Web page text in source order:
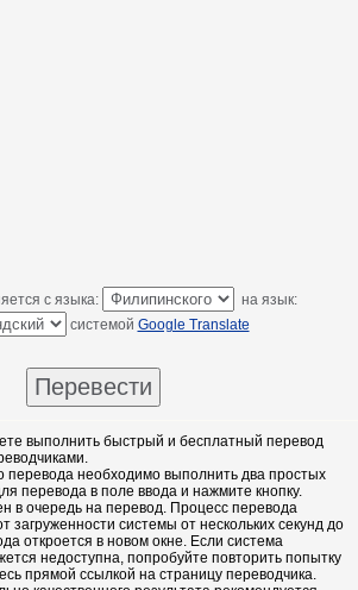
с языка:
системой Google Translate
выполнить быстрый и бесплатный перевод
перевода необходимо выполнить два простых
перевода в поле ввода и нажмите кнопку.
в очередь на перевод. Процесс перевода
загруженности системы от нескольких секунд до
откроется в новом окне. Если система
недоступна, попробуйте повторить попытку
прямой ссылкой на страницу переводчика.